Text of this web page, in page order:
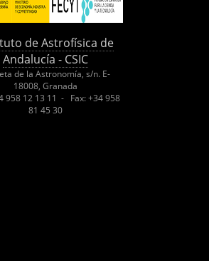
de Astrofísica de
Andalucía - CSIC
de la Astronomía, s/n. E-
18008, Granada
958 12 13 11 - Fax: +34 958
81 45 30